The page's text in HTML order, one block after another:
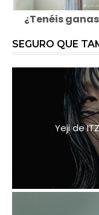
¿Tenéis
SEGURO QUE
Yeji de